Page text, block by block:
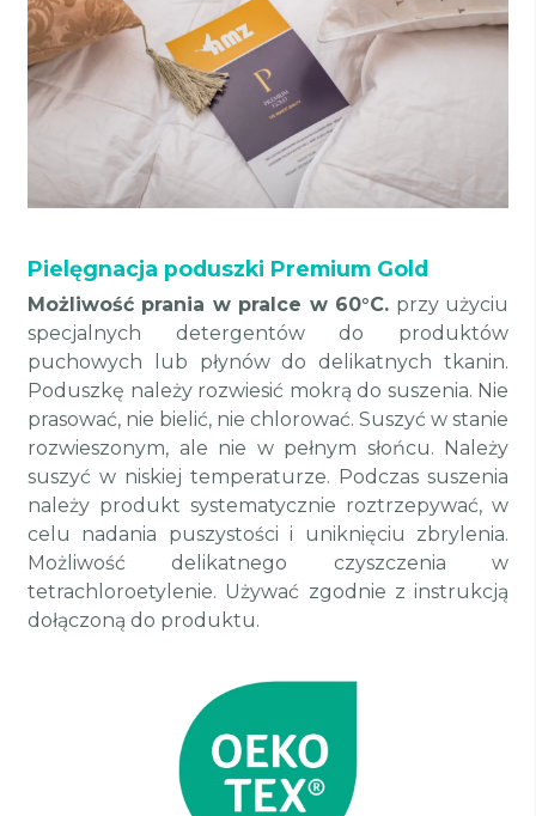
Pielęgnacja poduszki Premium Gold
Możliwość prania w pralce w 60°C. przy użyciu
specjalnych detergentów do produktów
puchowych lub płynów do delikatnych tkanin.
Poduszkę należy rozwiesić mokrą do suszenia. Nie
prasować, nie bielić, nie chlorować. Suszyć w stanie
rozwieszonym, ale nie w pełnym słońcu. Należy
suszyć w niskiej temperaturze. Podczas suszenia
należy produkt systematycznie roztrzepywać, w
celu nadania puszystości i uniknięciu zbrylenia.
Możliwość delikatnego czyszczenia w
tetrachloroetylenie. Używać zgodnie z instrukcją
dołączoną do produktu.